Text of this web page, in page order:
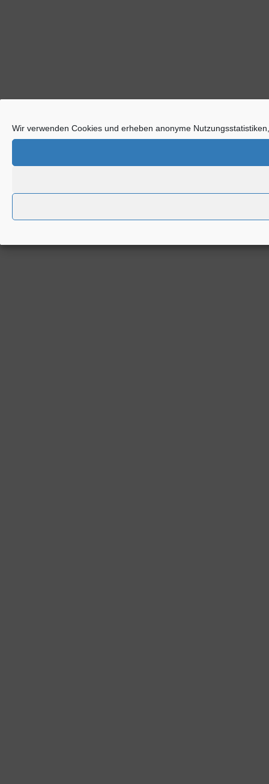
Wir verwenden Cookies und erheben anonyme